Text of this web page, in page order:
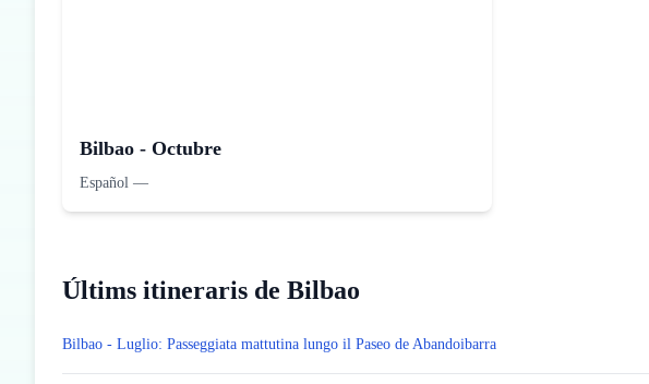
Bilbao - Octubre
Español —
Últims itineraris de Bilbao
Bilbao - Luglio: Passeggiata mattutina lungo il Paseo de Abandoibarra